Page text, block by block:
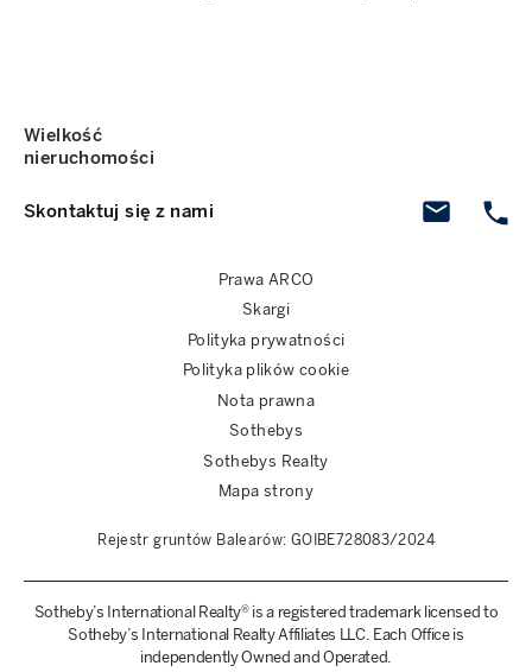
Skontaktuj się z nami
Wielkość
nieruchomości
Prawa ARCO
Skargi
Polityka prywatności
Polityka plików cookie
Nota prawna
Sothebys
Sothebys Realty
Mapa strony
Rejestr gruntów Balearów: GOIBE728083/2024
Sotheby’s International Realty® is a registered trademark licensed to
Sotheby’s International Realty Affiliates LLC. Each Office is
independently Owned and Operated.